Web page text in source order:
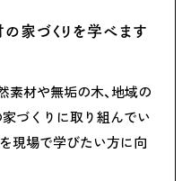
家づくりを学べます
素材や無垢の木、地域の
づくりに取り組んでい
現場で学びたい方に向